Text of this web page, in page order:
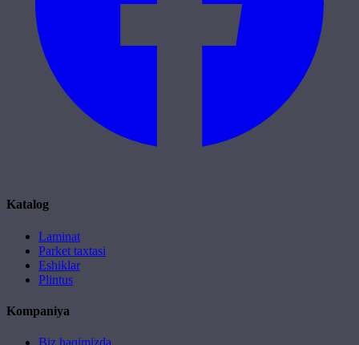
Katalog
Laminat
Parket taxtasi
Eshiklar
Plintus
Kompaniya
Biz haqimizda